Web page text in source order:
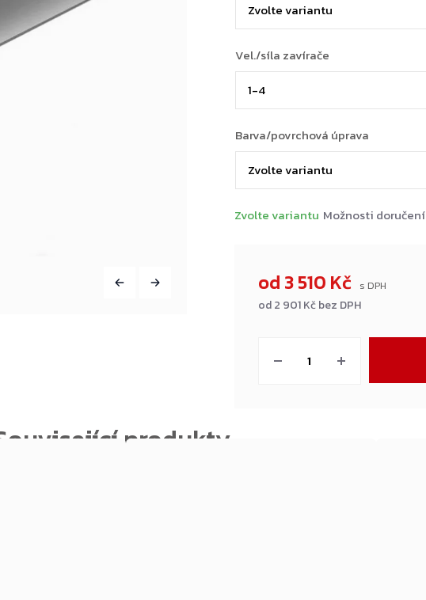
od 3 510 Kč
od2 901 Kčbez DPH
Zvolte variantu Možnosti doručení
Vel./síla zavírače
Barva/povrchová úprava